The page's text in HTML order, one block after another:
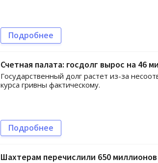
Подробнее
Счетная палата: госдолг вырос на 46
Государственный долг растет из-за
курса гривны фактическому.
Подробнее
Шахтерам перечислили 650